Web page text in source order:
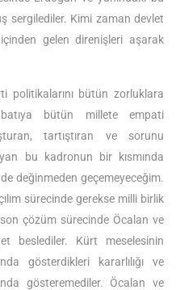
sergilediler. Kimi zaman devlet
gelen direnişleri aşarak
politikalarını bütün zorluklara
bütün millete empati
tartıştıran ve sorunu
bu kadronun bir kısmında
değinmeden geçemeyeceğim.
sürecinde gerekse milli birlik
çözüm sürecinde Öcalan ve
beslediler. Kürt meselesinin
gösterdikleri kararlılığı ve
gösteremediler. Öcalan ve